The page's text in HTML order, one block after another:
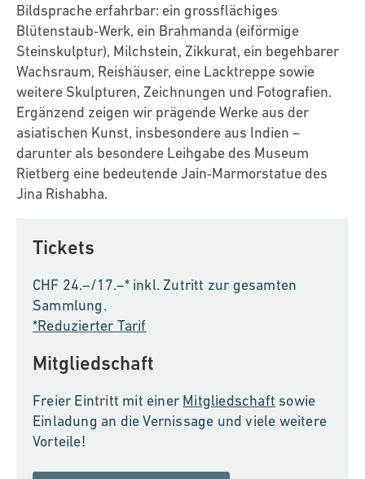
Tickets
CHF 24.–/17.–* inkl. Zutritt zur gesamten
Sammlung.
*Reduzierter Tarif
Mitgliedschaft
Freier Eintritt mit einer Mitgliedschaft sowie
Einladung an die Vernissage und viele weitere
Vorteile!
Bildsprache erfahrbar: ein grossflächiges
Blütenstaub‑Werk, ein Brahmanda (eiförmige
Steinskulptur), Milchstein, Zikkurat, ein begehbarer
Wachsraum, Reishäuser, eine Lacktreppe sowie
weitere Skulpturen, Zeichnungen und Fotografien.
Ergänzend zeigen wir prägende Werke aus der
asiatischen Kunst, insbesondere aus Indien –
darunter als besondere Leihgabe des Museum
Rietberg eine bedeutende Jain‑Marmorstatue des
Jina Rishabha.